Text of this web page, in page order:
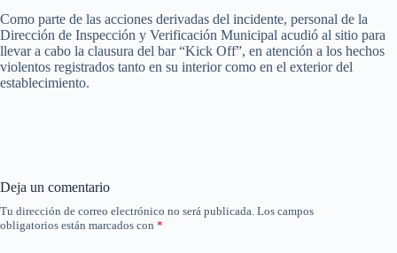
Como parte de las acciones derivadas del incidente, personal de la
Dirección de Inspección y Verificación Municipal acudió al sitio para
llevar a cabo la clausura del bar “Kick Off”, en atención a los hechos
violentos registrados tanto en su interior como en el exterior del
establecimiento.
Deja un comentario
Tu dirección de correo electrónico no será publicada. Los campos
obligatorios están marcados con *